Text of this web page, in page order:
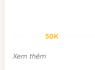
50K
Xem thêm